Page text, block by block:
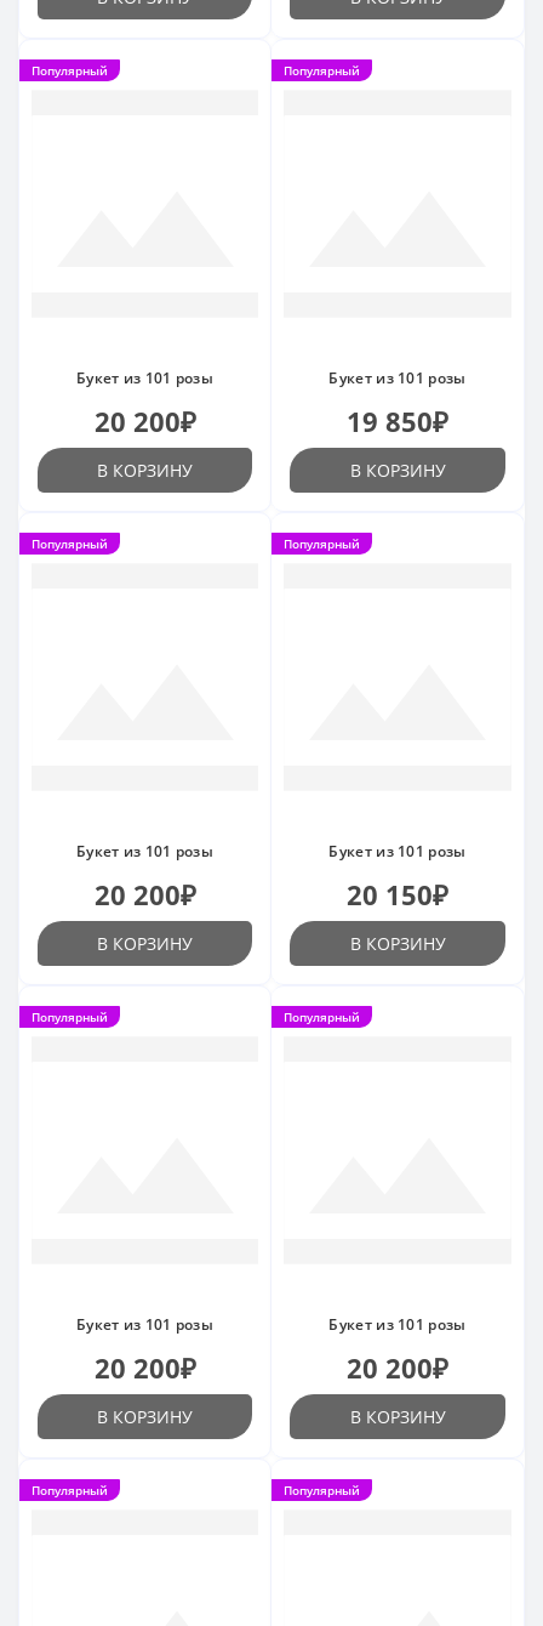
Популярный
Букет из 101 розы
20 200₽
В КОРЗИНУ
Популярный
Букет из 101 розы
19 850₽
В КОРЗИНУ
Популярный
Букет из 101 розы
20 200₽
В КОРЗИНУ
Популярный
Букет из 101 розы
20 150₽
В КОРЗИНУ
Популярный
Букет из 101 розы
20 200₽
В КОРЗИНУ
Популярный
Букет из 101 розы
20 200₽
В КОРЗИНУ
Популярный Популярный